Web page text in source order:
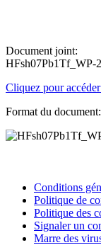
Document joint:
HFsh07Pb1Tf_WP-
Cliquez pour
Format du
Conditions
Politique de
Politique des
Signaler un
Marre des